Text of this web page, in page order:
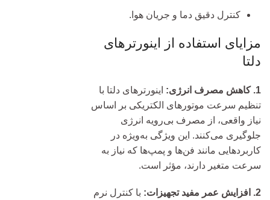
کنترل دقیق دما و جریان هوا.
مزایای استفاده از اینورترهای
دلتا
1. کاهش مصرف انرژی:
اینورترهای دلتا با
تنظیم سرعت موتورهای الکتریکی بر اساس
نیاز واقعی، از مصرف بی‌رویه انرژی
جلوگیری می‌کنند. این ویژگی به‌ویژه در
کاربردهایی مانند فن‌ها و پمپ‌ها که نیاز به
سرعت متغیر دارند، مؤثر است.
2. افزایش عمر مفید تجهیزات:
با کنترل نرم